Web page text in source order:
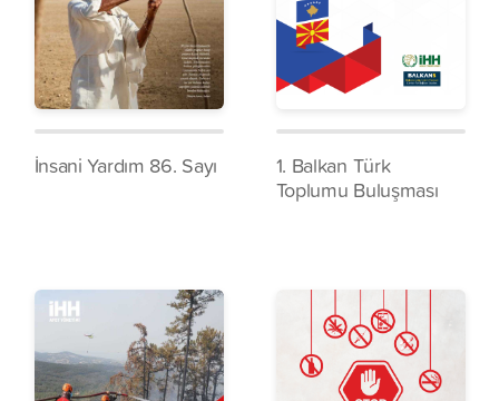
İnsani Yardım 86. Sayı
1. Balkan Türk
Toplumu Buluşması